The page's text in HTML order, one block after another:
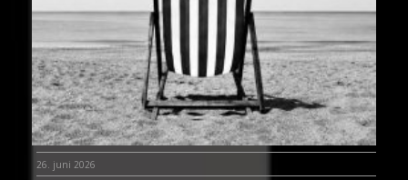
26. juni 2026